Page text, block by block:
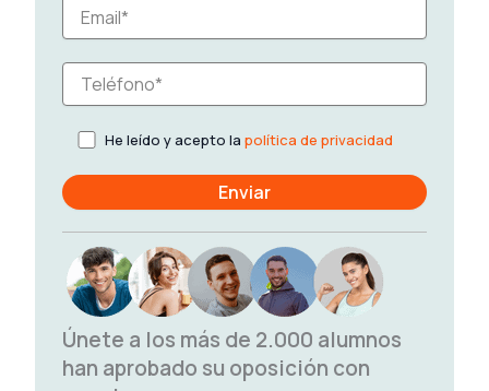
He leído y acepto la política de privacidad
Únete a los más de 2.000 alumnos
han aprobado su oposición con